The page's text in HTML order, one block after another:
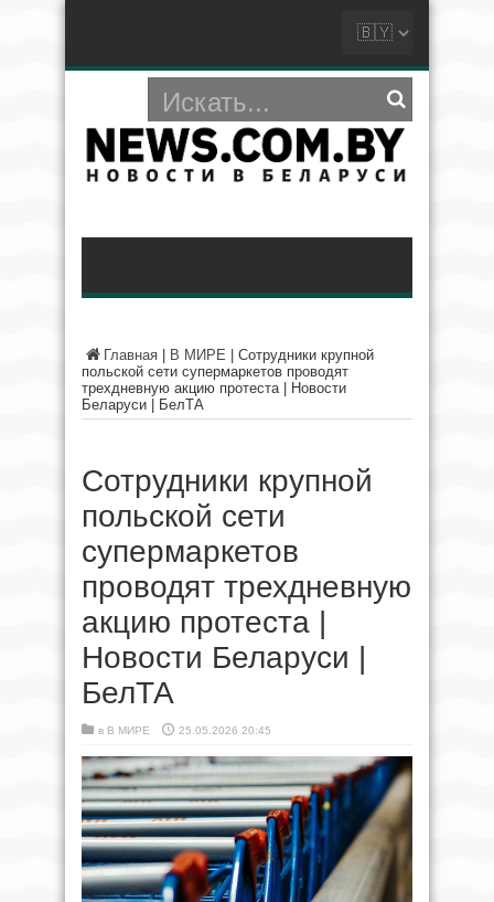
Главная В МИРЕ
Сотрудники крупной
польской сети супермаркетов проводят
трехдневную акцию протеста | Новости
Беларуси | БелТА
Сотрудники крупной
польской сети
супермаркетов
проводят трехдневную
акцию протеста |
Новости Беларуси |
БелТА
в В МИРЕ 25.05.2026 20:45